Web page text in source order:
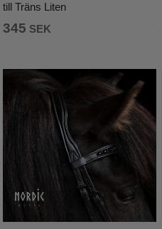
till Träns Liten
345 SEK